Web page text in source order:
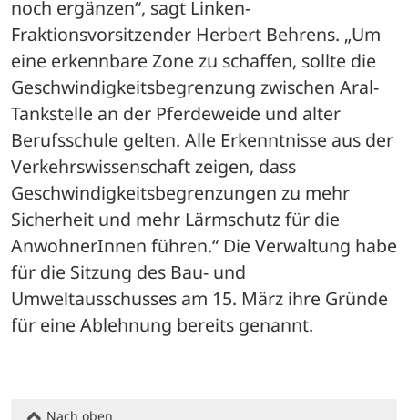
noch ergänzen“, sagt Linken-
Fraktionsvorsitzender Herbert Behrens. „Um
eine erkennbare Zone zu schaffen, sollte die
Geschwindigkeitsbegrenzung zwischen Aral-
Tankstelle an der Pferdeweide und alter
Berufsschule gelten. Alle Erkenntnisse aus der
Verkehrswissenschaft zeigen, dass
Geschwindigkeitsbegrenzungen zu mehr
Sicherheit und mehr Lärmschutz für die
AnwohnerInnen führen.“ Die Verwaltung habe
für die Sitzung des Bau- und
Umweltausschusses am 15. März ihre Gründe
für eine Ablehnung bereits genannt.
Nach oben